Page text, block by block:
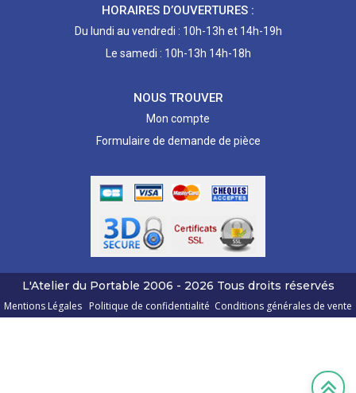
HORAIRES D’OUVERTURES :
Du lundi au vendredi : 10h-13h et 14h-19h
Le samedi : 10h-13h 14h-18h
NOUS TROUVER
Mon compte
Formulaire de demande de pièce
L'Atelier du Portable 2006 - 2026 Tous droits réservés
Mentions Légales Politique de confidentialité Conditions générales de vente